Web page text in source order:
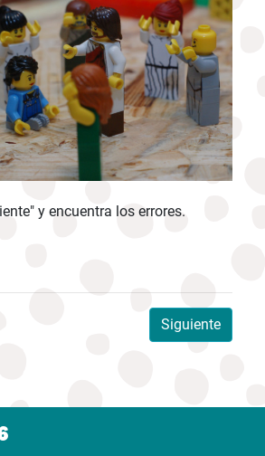
y encuentra los errores.
Siguiente